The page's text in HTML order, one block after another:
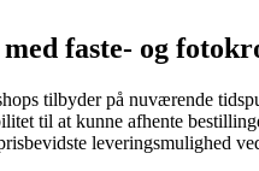
faste- og
tilbyder på nuværende
til at kunne afhente
leveringsmulighed